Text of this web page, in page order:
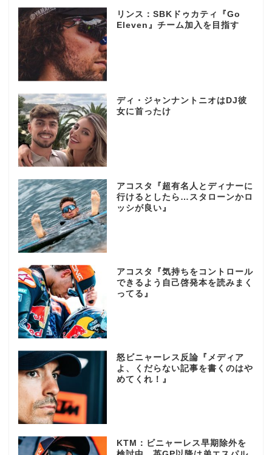
リンス：SBKドゥカティ『Go
Eleven』チーム加入を目指す
ディ・ジャンナントニオはDJ彼
女に首ったけ
アコスタ『超有名人とディナーに
行けるとしたら…スタローンかロ
ッシが良い』
アコスタ『気持ちをコントロール
できるよう自己啓発本を読みまく
ってる』
怒ビニャーレス反論『メディア
よ、くだらない記事を書くのはや
めてくれ！』
KTM：ビニャーレス早期除外を